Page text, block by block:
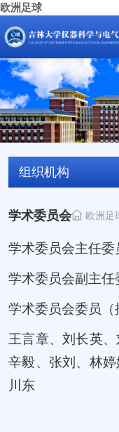
欧洲足球
组织机构
学术委员会 欧洲足
学术委员会主任委
学术委员会副主任
学术委员会委员（
王言章、刘长英、
辛毅、张刘、林
川东